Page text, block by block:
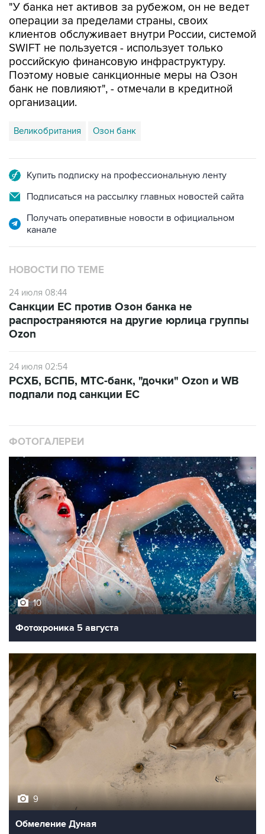
"У банка нет активов за рубежом, он не ведет
операции за пределами страны, своих
клиентов обслуживает внутри России, системой
SWIFT не пользуется - использует только
российскую финансовую инфраструктуру.
Поэтому новые санкционные меры на Озон
банк не повлияют", - отмечали в кредитной
организации.
Великобритания Озон банк
Купить подписку на профессиональную ленту
Подписаться на рассылку главных новостей сайта
Получать оперативные новости в официальном
канале
НОВОСТИ ПО ТЕМЕ
24 июля 08:44
Санкции ЕС против Озон банка не
распространяются на другие юрлица группы
Ozon
24 июля 02:54
РСХБ, БСПБ, МТС-банк, "дочки" Ozon и WB
подпали под санкции ЕС
ФОТОГАЛЕРЕИ
10
Фотохроника 5 августа
9
Обмеление Дуная